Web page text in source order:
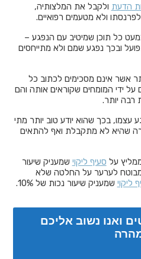
הדעת ולקבל את המלצותיה,
ולא מטעמים רפואיים.
כל תוכן שמיטיב עם הנפגע –
ובכך נפגע שמם ולא מתייחסים
אשר אינם מסכימים לכתוב כל
על ידי המומחים שקוראים אותה והם
רבה יותר.
עצמו, בכך שהוא יודע טוב יותר מתי
שהיא לא מתקבלת ואף להתאים
על סעיף ליקוי שמעניק שיעור
את המבוטח לערער על החלטה שלא
ליקוי שמעניק שיעור נכות של 10%.